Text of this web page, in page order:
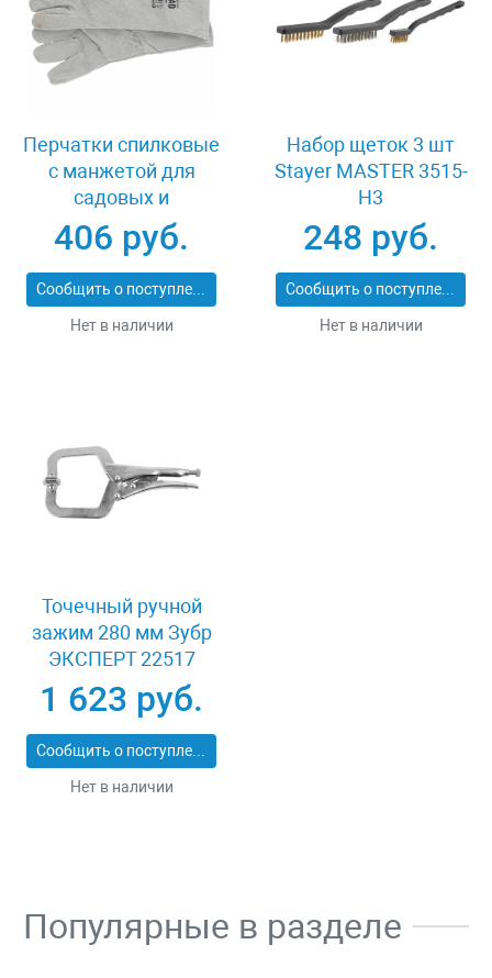
Перчатки спилковые
с манжетой для
садовых и
строительных работ,
утолщенные, размер
XL, Palisad 679055
406 руб.
Сообщить о поступлении
Нет в наличии
Набор щеток 3 шт
Stayer MASTER 3515-
H3
248 руб.
Сообщить о поступлении
Нет в наличии
Точечный ручной
зажим 280 мм Зубр
ЭКСПЕРТ 22517
1 623 руб.
Сообщить о поступлении
Нет в наличии
Популярные в разделе